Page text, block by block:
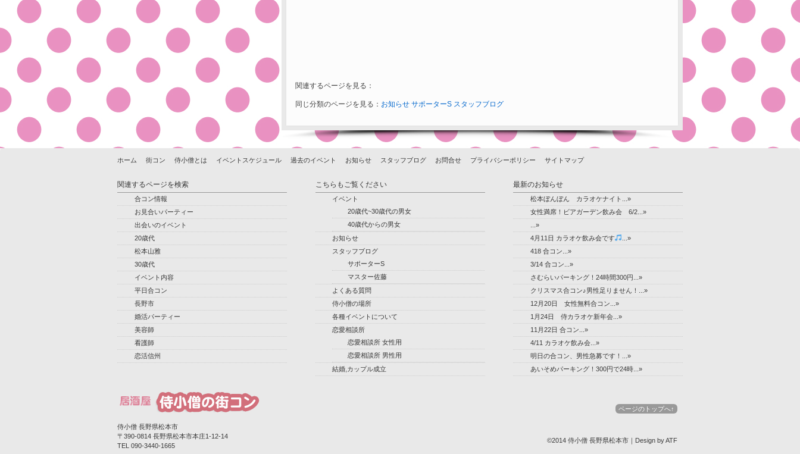
関連するページを見る：
同じ分類のページを見る： お知らせ サポーターS スタッフブログ
ホーム 街コン 侍小僧とは イベントスケジュール 過去のイベント お知らせ スタッフブログ お問合せ プライバシーポリシー サイトマップ
関連するページを検索
合コン情報
お見合いパーティー
出会いのイベント
20歳代
松本山雅
30歳代
イベント内容
平日合コン
長野市
婚活パーティー
美容師
看護師
恋活信州
こちらもご覧ください
イベント
20歳代~30歳代の男女
40歳代からの男女
お知らせ
スタッフブログ
サポーターS
マスター佐藤
よくある質問
侍小僧の場所
各種イベントについて
恋愛相談所
恋愛相談所 女性用
恋愛相談所 男性用
結婚,カップル成立
最新のお知らせ
松本ぼんぼん カラオケナイト...»
女性満席！ビアガーデン飲み会 6/2...»
...»
4月11日 カラオケ飲み会です
...»
418 合コン...»
3/14 合コン...»
さむらいパーキング！24時間300円...»
クリスマス合コン♪男性足りません！...»
12月20日 女性無料合コン...»
1月24日 侍カラオケ新年会...»
11月22日 合コン...»
4/11 カラオケ飲み会...»
明日の合コン、男性急募です！...»
あいそめパーキング！300円で24時...»
侍小僧 長野県松本市
〒390-0814 長野県松本市本庄1-12-14‎
TEL 090-3440-1665
ページのトップへ↑
©2014 侍小僧 長野県松本市｜Design by ATF